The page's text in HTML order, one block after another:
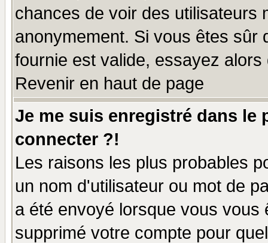
chances de voir des utilisateurs
anonymement. Si vous êtes sûr
fournie est valide, essayez
Revenir en haut de page
Je me suis enregistré dans le
connecter ?!
Les raisons les plus probables
un nom d'utilisateur ou mot de
a été envoyé lorsque vous
supprimé votre compte pour